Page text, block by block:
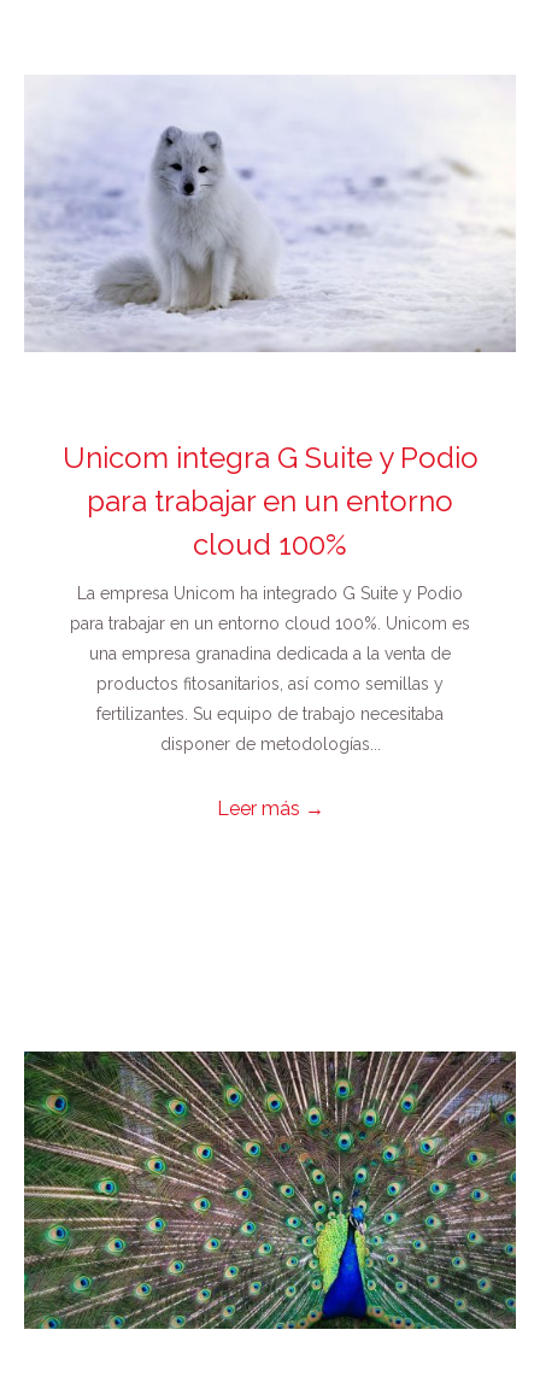
Unicom integra G Suite y Podio
para trabajar en un entorno
cloud 100%
La empresa Unicom ha integrado G Suite y Podio
para trabajar en un entorno cloud 100%. Unicom es
una empresa granadina dedicada a la venta de
productos fitosanitarios, así como semillas y
fertilizantes. Su equipo de trabajo necesitaba
disponer de metodologías...
Leer más →